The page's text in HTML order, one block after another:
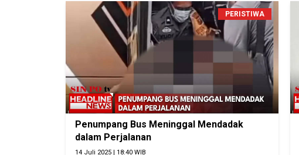
PERISTIWA
Penumpang Bus Meninggal Mendadak
dalam Perjalanan
14 Juli 2025 | 18:40 WIB